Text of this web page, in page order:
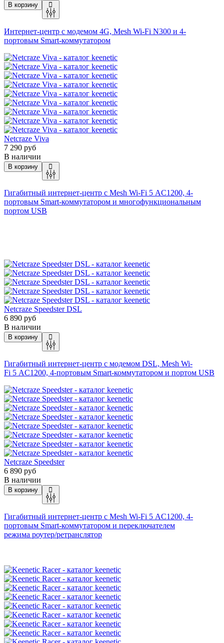
В корзину
Интернет-центр с модемом 4G, Mesh Wi-Fi N300 и 4-
портовым Smart-коммутатором
Netcraze Viva
7 290 руб
В наличии
В корзину
Гигабитный интернет-центр с Mesh Wi-Fi 5 AC1200, 4-
портовым Smart-коммутатором и многофункциональным
портом USB
Netcraze Speedster DSL
6 890 руб
В наличии
В корзину
Гигабитный интернет-центр с модемом DSL, Mesh Wi-
Fi 5 AC1200, 4-портовым Smart-коммутатором и портом USB
Netcraze Speedster
6 890 руб
В наличии
В корзину
Гигабитный интернет-центр с Mesh Wi-Fi 5 AC1200, 4-
портовым Smart-коммутатором и переключателем
режима роутер/ретранслятор